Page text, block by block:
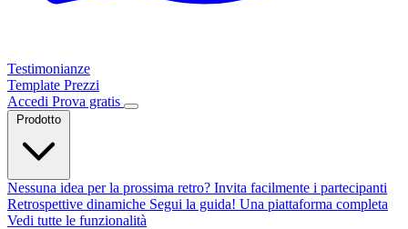
Testimonianze
Template Prezzi
Accedi Prova gratis
Nessuna idea per la prossima retro? Invita facilmente i partecipanti
Retrospettive dinamiche Segui la guida! Una piattaforma completa
Vedi tutte le funzionalità